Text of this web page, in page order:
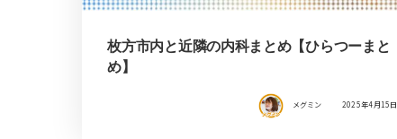
枚方市内と近隣の内科まとめ【ひらつーまと
め】
メグミン 2025年4月15日